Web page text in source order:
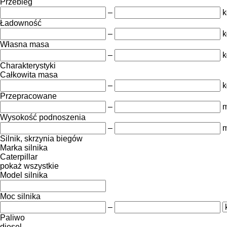
–
Ładowność
–
Własna masa
–
Charakterystyki
Całkowita masa
–
Przepracowane
–
Wysokość podnoszenia
–
Silnik, skrzynia biegów
Marka silnika
Caterpillar
pokaż wszystkie
Model silnika
Moc silnika
–
Paliwo